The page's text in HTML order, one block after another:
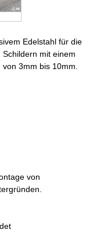
Edelstahl für die
mit einem
3mm bis 10mm.
von